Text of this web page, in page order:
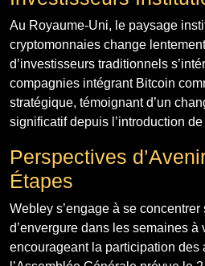
Au Royaume-Uni, le paysage
cryptomonnaies change
d’investisseurs traditionnels
compagnies intégrant Bitcoin
stratégique, témoignant d’un
significatif depuis l’introduction
Perspectives
Étapes
Webley s’engage à se concentrer
d’envergure dans les semaines à
encourageant la participation des